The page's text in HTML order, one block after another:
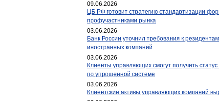
09.06.2026
ЦБ РФ готовит стратегию стандартизации
профучастниками рынка
03.06.2026
Банк России уточнил требования к
иностранных компаний
03.06.2026
Клиенты управляющих смогут получить
по упрощенной системе
03.06.2026
Клиентские активы управляющих компаний